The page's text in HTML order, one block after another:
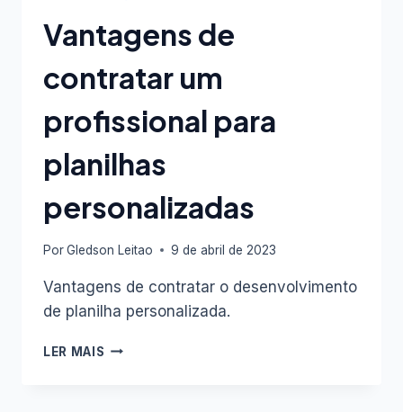
Vantagens de
contratar um
profissional para
planilhas
personalizadas
PorGledson Leitao 9 de abril de 2023
Vantagens de contratar o desenvolvimento
de planilha personalizada.
LER MAIS VANTAGENS